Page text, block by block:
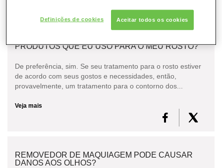
É MELHOR ESCOLHER UM TRATAMENTO PARA O
PRODUTOS QUE EU USO PARA O MEU ROSTO?
De preferência, sim. Se seu tratamento para o rosto estiver
de acordo com seus gostos e necessidades, então,
provavelmente, um tratamento para o contorno dos...
Veja mais
REMOVEDOR DE MAQUIAGEM PODE CAUSAR
DANOS AOS OLHOS?
Definições de cookies Aceitar todos os cookies